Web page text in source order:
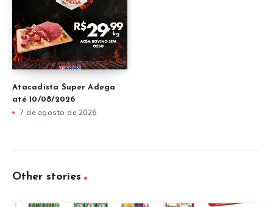
Atacadista Super Adega
até 10/08/2026
7 de agosto de 2026
Other stories